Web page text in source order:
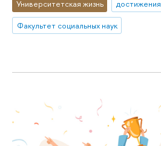
Университетская жизнь
достижения
Факультет социальных наук